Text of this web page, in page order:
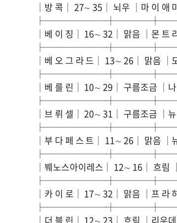
│방 콕│ 27∼ 35│ 뇌우 │마 이 애
│베 이 징│ 16∼ 32│ 맑음 │몬 트
│베 오 그 라 드│ 13∼ 26│ 맑음 │
│베 를 린│ 10∼ 29│ 구름조금 │
│브 뤼 셀│ 20∼ 31│ 구름조금 │
│부 다 페 스 트│ 11∼ 26│ 맑음 │
│붸노스아이레스│ 12∼ 16│ 흐
│카 이 로│ 17∼ 32│ 맑음 │프 라
│더 블 린│ 12∼ 23│ 흐림 │리우